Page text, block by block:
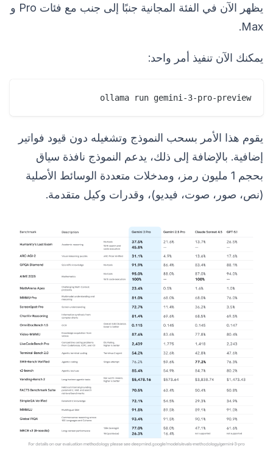
يظهر الآن في الفئة المجانية جنبًا إلى جنب مع فئات Pro و
Max.
يمكنك الآن تنفيذ أمر واحد:
ollama run gemini-3-pro-preview
يقوم هذا الأمر بسحب النموذج وتشغيله دون قيود فواتير
إضافية. بالإضافة إلى ذلك، يدعم النموذج نافذة سياق
بحجم 1 مليون رمز، ومدخلات متعددة الوسائط الأصلية
(نص، صور، صوت، فيديو)، وقدرات وكيل متقدمة.